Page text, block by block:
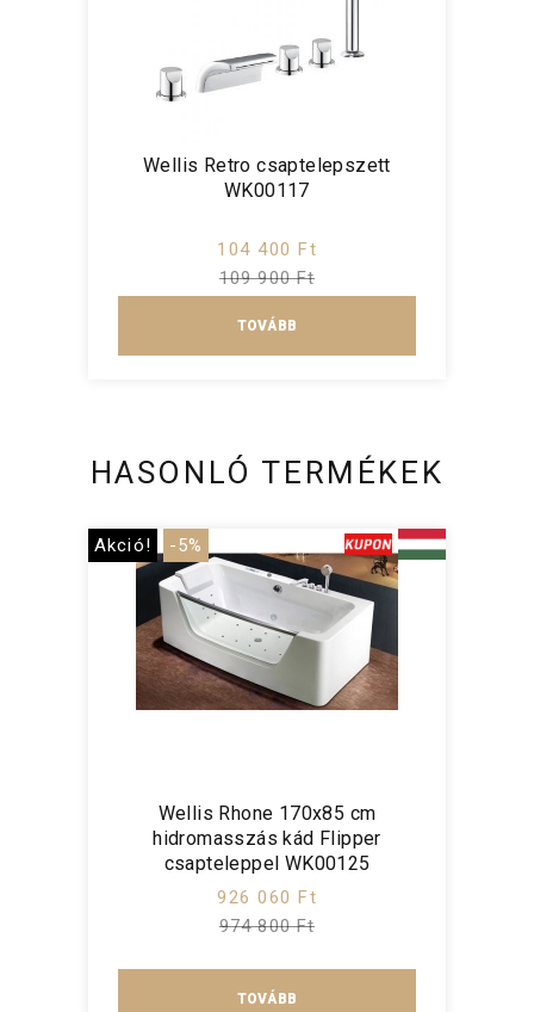
Wellis Retro csaptelepszett
WK00117
104 400 Ft
109 900 Ft
TOVÁBB
HASONLÓ TERMÉKEK
Akció! -5%
Wellis Rhone 170x85 cm
hidromasszás kád Flipper
csapteleppel WK00125
926 060 Ft
974 800 Ft
TOVÁBB